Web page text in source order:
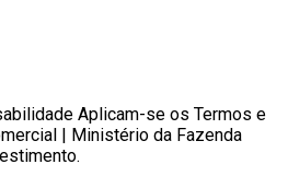
Aplicam-se os Termos e
| Ministério da Fazenda